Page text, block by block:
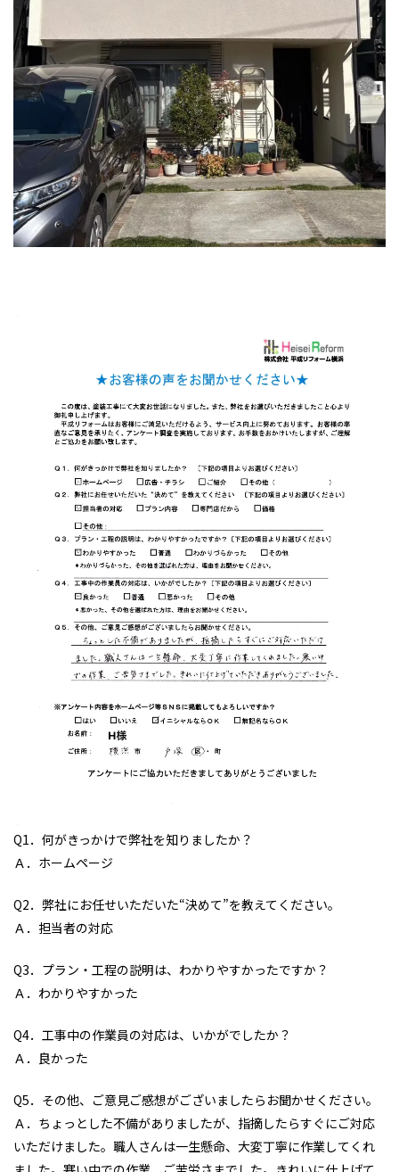
Q1．何がきっかけで弊社を知りましたか？
Ａ．ホームページ
Q2．弊社にお任せいただいた“決めて”を教えてください。
Ａ．担当者の対応
Q3．プラン・工程の説明は、わかりやすかったですか？
Ａ．わかりやすかった
Q4．工事中の作業員の対応は、いかがでしたか？
Ａ．良かった
Q5．その他、ご意見ご感想がございましたらお聞かせください。
Ａ．ちょっとした不備がありましたが、指摘したらすぐにご対応
いただけました。職人さんは一生懸命、大変丁寧に作業してくれ